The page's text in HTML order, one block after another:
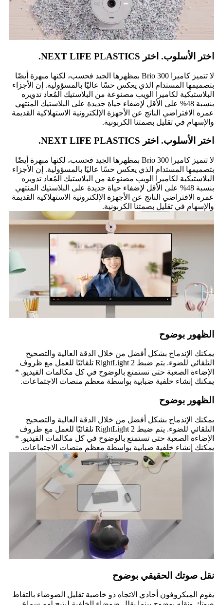
اختر الأسلوب. اختر NEXT LIFE PLASTICS.
لا تتميز كاميرا Brio 300 بمظهرها الجيد فحسب، لكنها مبهرة أيضًا
بتصميمها المستدام الذي يعكس حسًا عاليًا بالمسؤولية. إن الأجزاء
البلاستيكية لكاميرا الويب مصنوعة من البلاستيك المُعاد تدويره
بنسبة 48% على الأقل لإضفاء حياة جديدة على البلاستيك المنتهي
عمره الافتراضي الناتج عن الأجهزة الإلكترونية الاستهلاكية القديمة
والإسهام في تقليل بصمتنا الكربونية.
اختر الأسلوب. اختر NEXT LIFE PLASTICS.
لا تتميز كاميرا Brio 300 بمظهرها الجيد فحسب، لكنها مبهرة أيضًا
بتصميمها المستدام الذي يعكس حسًا عاليًا بالمسؤولية. إن الأجزاء
البلاستيكية لكاميرا الويب مصنوعة من البلاستيك المُعاد تدويره
بنسبة 48% على الأقل لإضفاء حياة جديدة على البلاستيك المنتهي
عمره الافتراضي الناتج عن الأجهزة الإلكترونية الاستهلاكية القديمة
والإسهام في تقليل بصمتنا الكربونية.
الظهور بوضوح
يمكنك الإندماج بشكل أفضل من خلال الدقة العالية والتصحيح
التلقائي للضوء. يتم ضبط RightLight 2 تلقائيًا للعمل مع ظروف
الإضاءة الصعبة حتى تستمتع بالوضوح في كل مكالمات الفيديو. *
يمكنك إنشاء خلفية ضبابية بواسطة معظم منصات الاجتماعات.
الظهور بوضوح
يمكنك الإندماج بشكل أفضل من خلال الدقة العالية والتصحيح
التلقائي للضوء. يتم ضبط RightLight 2 تلقائيًا للعمل مع ظروف
الإضاءة الصعبة حتى تستمتع بالوضوح في كل مكالمات الفيديو. *
يمكنك إنشاء خلفية ضبابية بواسطة معظم منصات الاجتماعات.
نقل صوتك الحقيقي بوضوح
يقوم الميكروفون أحادي الاتجاه ذو خاصية تقليل الضوضاء بالتقاط